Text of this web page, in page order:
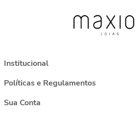
Institucional
Políticas e Regulamentos
Sua Conta